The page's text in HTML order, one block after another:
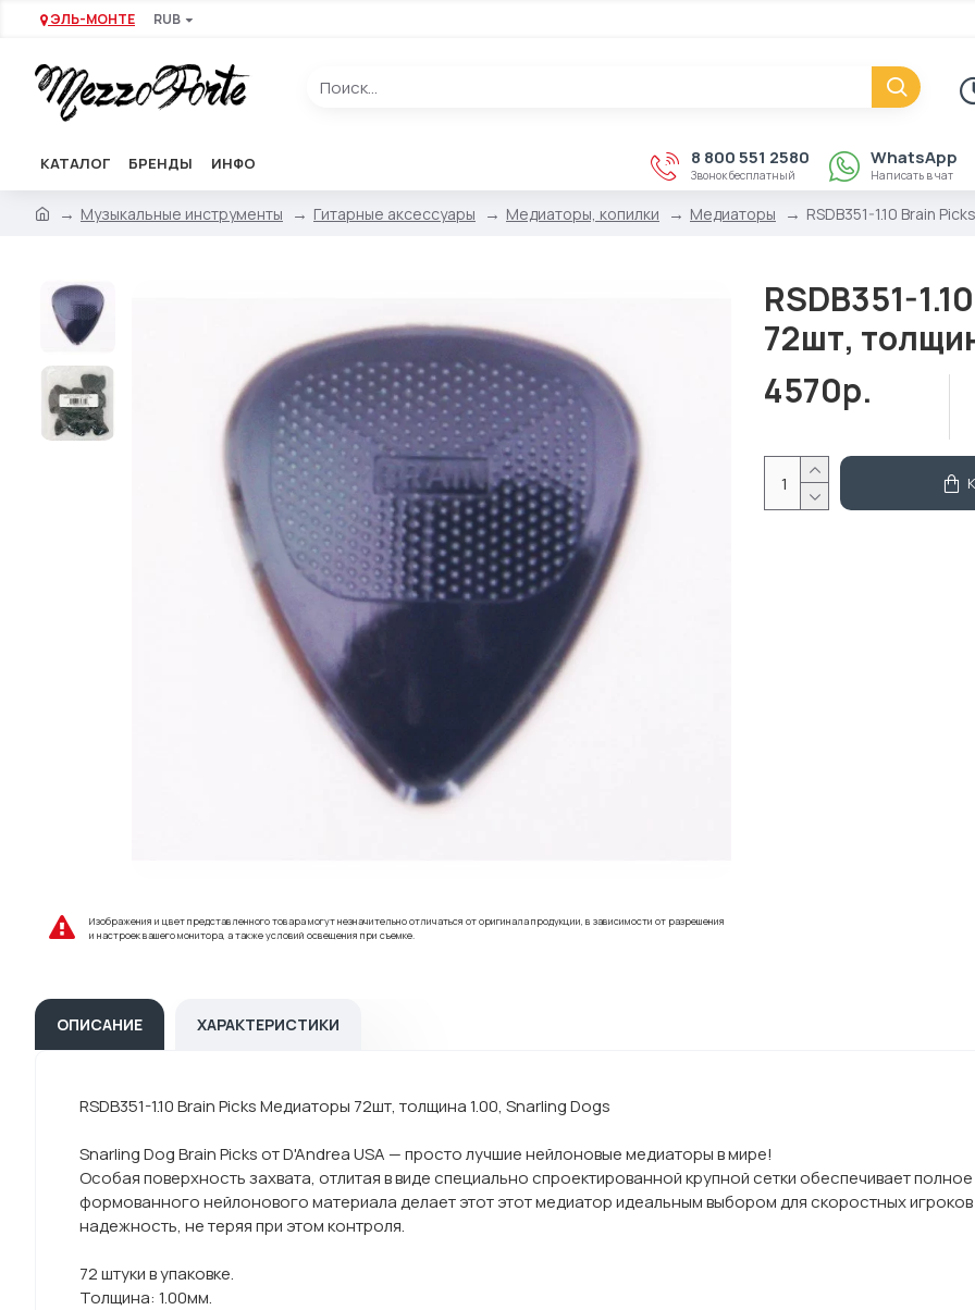
ЭЛЬ-МОНТЕ RUB
КАТАЛОГ БРЕНДЫ ИНФО 8 800 551 2580
Звонок бесплатный
WhatsApp
Написать в чат
Музыкальные инструменты Гитарные аксессуары Медиаторы, копилки Медиаторы RSDB351-1.10 Brain
Изображения и цвет представленного товара могут незначительно отличаться от оригинала продукции, в зависимости от разрешения
и настроек вашего монитора, а также условий освещения при съемке.
RSDB351-
72шт,
4570р.
ОПИСАНИЕ ХАРАКТЕРИСТИКИ
RSDB351-1.10 Brain Picks Медиаторы 72шт, толщина 1.00, Snarling Dogs
Snarling Dog Brain Picks от D'Andrea USA — просто лучшие нейлоновые медиаторы в мире!
Особая поверхность захвата, отлитая в виде специально спроектированной крупной сетки обеспечивает
формованного нейлонового материала делает этот этот медиатор идеальным выбором для скоростных игроков
надежность, не теряя при этом контроля.
72 штуки в упаковке.
Толщина: 1.00мм.